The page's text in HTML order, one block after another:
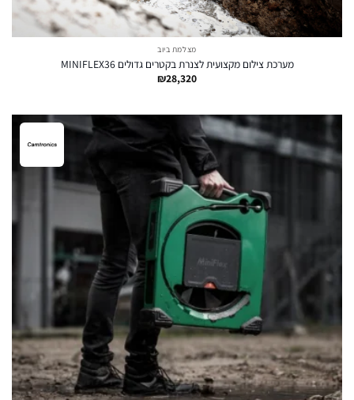
מצלמת ביוב
מערכת צילום מקצועית לצנרת בקטרים גדולים MINIFLEX36
₪28,320